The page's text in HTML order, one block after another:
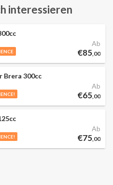
interessieren
Ab
€85,00
Brera 300cc
Ab
€65,00
Ab
€75,00